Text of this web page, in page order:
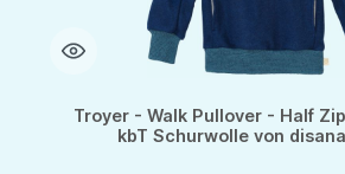
Troyer - Walk Pullover - Half
kbT Schurwolle von